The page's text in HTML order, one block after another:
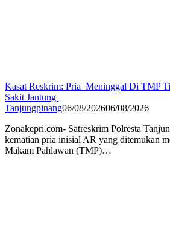
Kasat Reskrim: Pria Meninggal Di TMP
Sakit Jantung
Tanjungpinang06/08/202606/08/2026
Zonakepri.com- Satreskrim Polresta
kematian pria inisial AR yang ditemukan
Makam Pahlawan (TMP)…